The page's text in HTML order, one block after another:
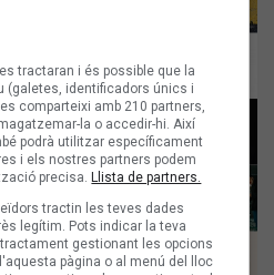
tractaran i és possible que la
(galetes, identificadors únics i
comparteixi amb 210 partners,
la o accedir-hi. Així
podrà utilitzar específicament
i els nostres partners podem
precisa.Llista de partners.
tractin les teves dades
legítim. Pots indicar la teva
gestionant les opcions
pàgina o al menú del lloc